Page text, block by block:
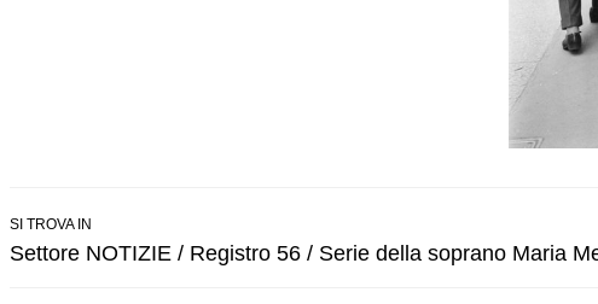
SI TROVA IN
Settore NOTIZIE / Registro 56 / Serie della soprano Maria